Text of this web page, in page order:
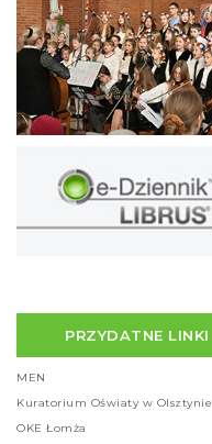
października
PRZYDATNE LINKI
MEN
Kuratorium Oświaty w Olsztynie
OKE Łomża